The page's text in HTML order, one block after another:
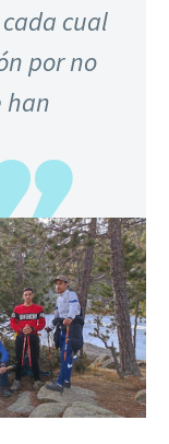
cual
por no
han